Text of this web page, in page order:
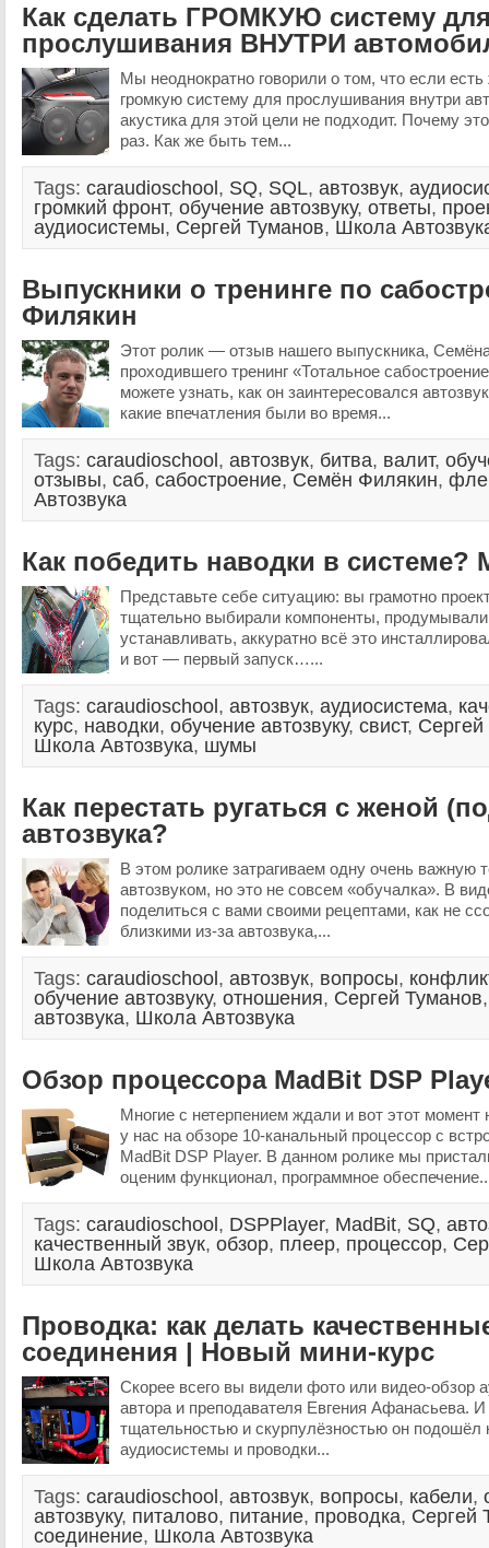
Как сделать ГРОМКУЮ систему
прослушивания ВНУТРИ
Мы неоднократно говорили о том, что если
громкую систему для прослушивания внутри
акустика для этой цели не подходит. Почему
раз. Как же быть тем...
Tags: caraudioschool , SQ, SQL, автозвук,
громкий фронт, обучение автозвуку, ответы,
аудиосистемы, Сергей Туманов, Школа
Выпускники о тренинге по
Филякин
Этот ролик — отзыв нашего выпускника,
проходившего тренинг «Тотальное
можете узнать, как он заинтересовался
какие впечатления были во время...
Tags: caraudioschool , автозвук, битва, валит,
отзывы, саб, сабостроение, Семён Филякин,
Автозвука
Как победить наводки в системе?
Представьте себе ситуацию: вы грамотно
тщательно выбирали компоненты,
устанавливать, аккуратно всё это
и вот — первый запуск…...
Tags: caraudioschool , автозвук, аудиосистема,
курс, наводки, обучение автозвуку, свист,
Школа Автозвука, шумы
Как перестать ругаться с женой
автозвука?
В этом ролике затрагиваем одну очень важную
автозвуком, но это не совсем «обучалка». В
поделиться с вами своими рецептами, как не
близкими из-за автозвука,...
Tags: caraudioschool , автозвук, вопросы,
обучение автозвуку, отношения, Сергей Туманов
автозвука, Школа Автозвука
Обзор процессора MadBit DSP
Многие с нетерпением ждали и вот этот
у нас на обзоре 10-канальный процессор с
MadBit DSP Player. В данном ролике мы
оценим функционал, программное
Tags: caraudioschool , DSPPlayer, MadBit, SQ,
качественный звук, обзор, плеер, процессор,
Школа Автозвука
Проводка: как делать
соединения | Новый мини-курс
Скорее всего вы видели фото или видео-обзор
автора и преподавателя Евгения Афанасьева. И
тщательностью и скурпулёзностью он подошёл
аудиосистемы и проводки...
Tags: caraudioschool , автозвук, вопросы, кабели,
автозвуку, питалово, питание, проводка, Сергей
соединение, Школа Автозвука